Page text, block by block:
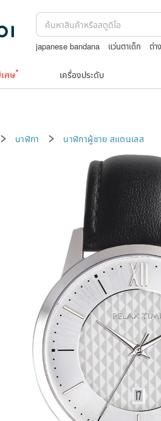
japanese bandana แว่นตาเด็ก ต่า
ศษ เครื่องประดับ
นาฬิกา นาฬิกาผู้ชาย สแตนเลส